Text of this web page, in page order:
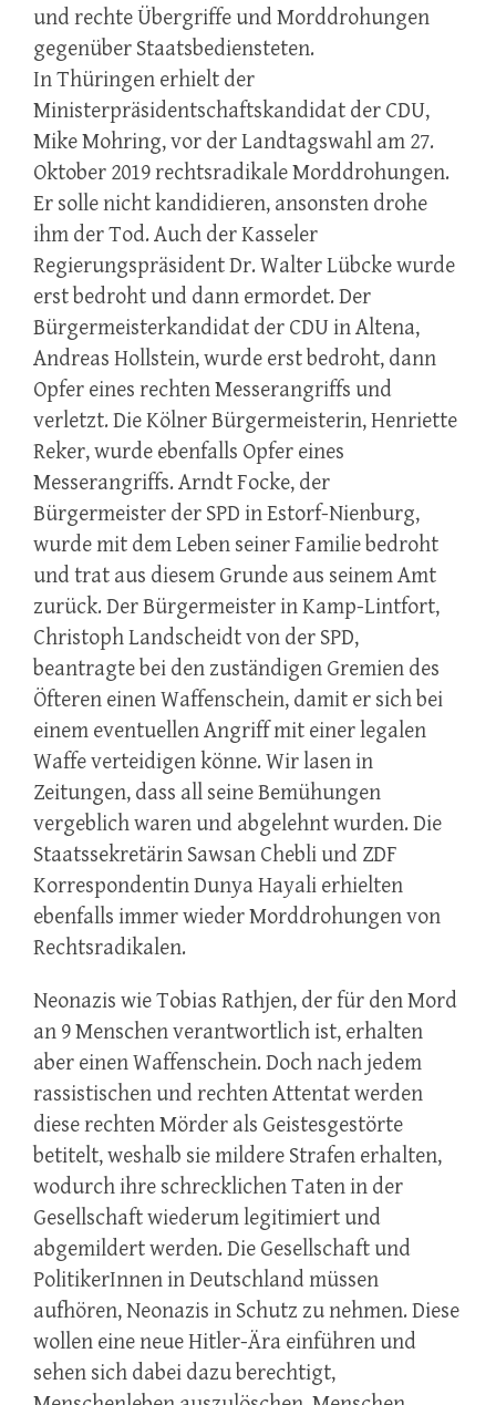
und rechte Übergriffe und Morddrohungen
gegenüber Staatsbediensteten.
In Thüringen erhielt der
Ministerpräsidentschaftskandidat der CDU,
Mike Mohring, vor der Landtagswahl am 27.
Oktober 2019 rechtsradikale Morddrohungen.
Er solle nicht kandidieren, ansonsten drohe
ihm der Tod. Auch der Kasseler
Regierungspräsident Dr. Walter Lübcke wurde
erst bedroht und dann ermordet. Der
Bürgermeisterkandidat der CDU in Altena,
Andreas Hollstein, wurde erst bedroht, dann
Opfer eines rechten Messerangriffs und
verletzt. Die Kölner Bürgermeisterin, Henriette
Reker, wurde ebenfalls Opfer eines
Messerangriffs. Arndt Focke, der
Bürgermeister der SPD in Estorf-Nienburg,
wurde mit dem Leben seiner Familie bedroht
und trat aus diesem Grunde aus seinem Amt
zurück. Der Bürgermeister in Kamp-Lintfort,
Christoph Landscheidt von der SPD,
beantragte bei den zuständigen Gremien des
Öfteren einen Waffenschein, damit er sich bei
einem eventuellen Angriff mit einer legalen
Waffe verteidigen könne. Wir lasen in
Zeitungen, dass all seine Bemühungen
vergeblich waren und abgelehnt wurden. Die
Staatssekretärin Sawsan Chebli und ZDF
Korrespondentin Dunya Hayali erhielten
ebenfalls immer wieder Morddrohungen von
Rechtsradikalen.
Neonazis wie Tobias Rathjen, der für den Mord
an 9 Menschen verantwortlich ist, erhalten
aber einen Waffenschein. Doch nach jedem
rassistischen und rechten Attentat werden
diese rechten Mörder als Geistesgestörte
betitelt, weshalb sie mildere Strafen erhalten,
wodurch ihre schrecklichen Taten in der
Gesellschaft wiederum legitimiert und
abgemildert werden. Die Gesellschaft und
PolitikerInnen in Deutschland müssen
aufhören, Neonazis in Schutz zu nehmen. Diese
wollen eine neue Hitler-Ära einführen und
sehen sich dabei dazu berechtigt,